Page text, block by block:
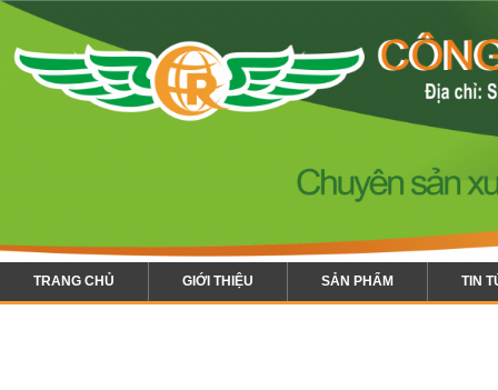
TRANG CHỦ GIỚI THIỆU SẢN PHẨM TIN